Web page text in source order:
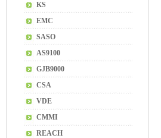
KS
EMC
SASO
AS9100
GJB9000
CSA
VDE
CMMI
REACH